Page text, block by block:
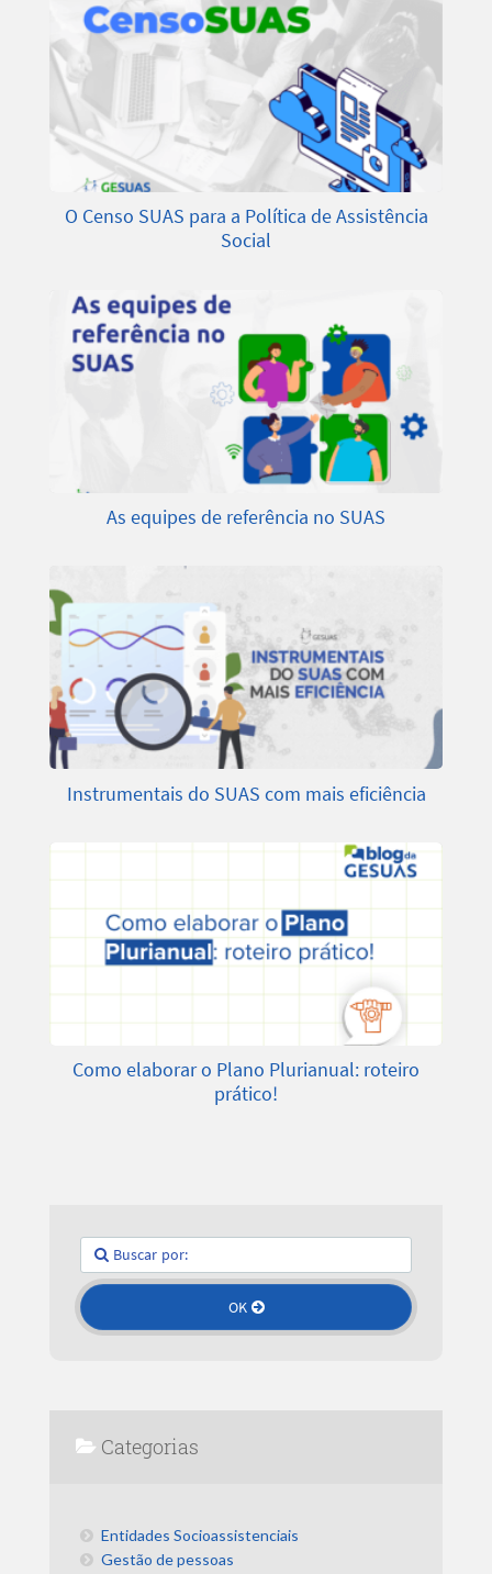
O Censo SUAS para a Política de Assistência
Social
As equipes de referência no SUAS
Instrumentais do SUAS com mais eficiência
Como elaborar o Plano Plurianual: roteiro
prático!
Categorias
Entidades Socioassistenciais
Gestão de pessoas